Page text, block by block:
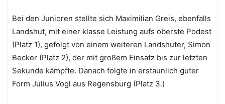
Bei den Junioren stellte sich Maximilian Greis, ebenfalls
Landshut, mit einer klasse Leistung aufs oberste Podest
(Platz 1), gefolgt von einem weiteren Landshuter, Simon
Becker (Platz 2), der mit großem Einsatz bis zur letzten
Sekunde kämpfte. Danach folgte in erstaunlich guter
Form Julius Vogl aus Regensburg (Platz 3.)